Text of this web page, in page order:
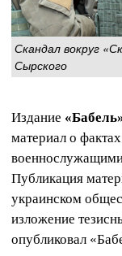
Скандал вокруг
Сырского
Издание
материал о
Публикация
украинском
изложение
опубликовал